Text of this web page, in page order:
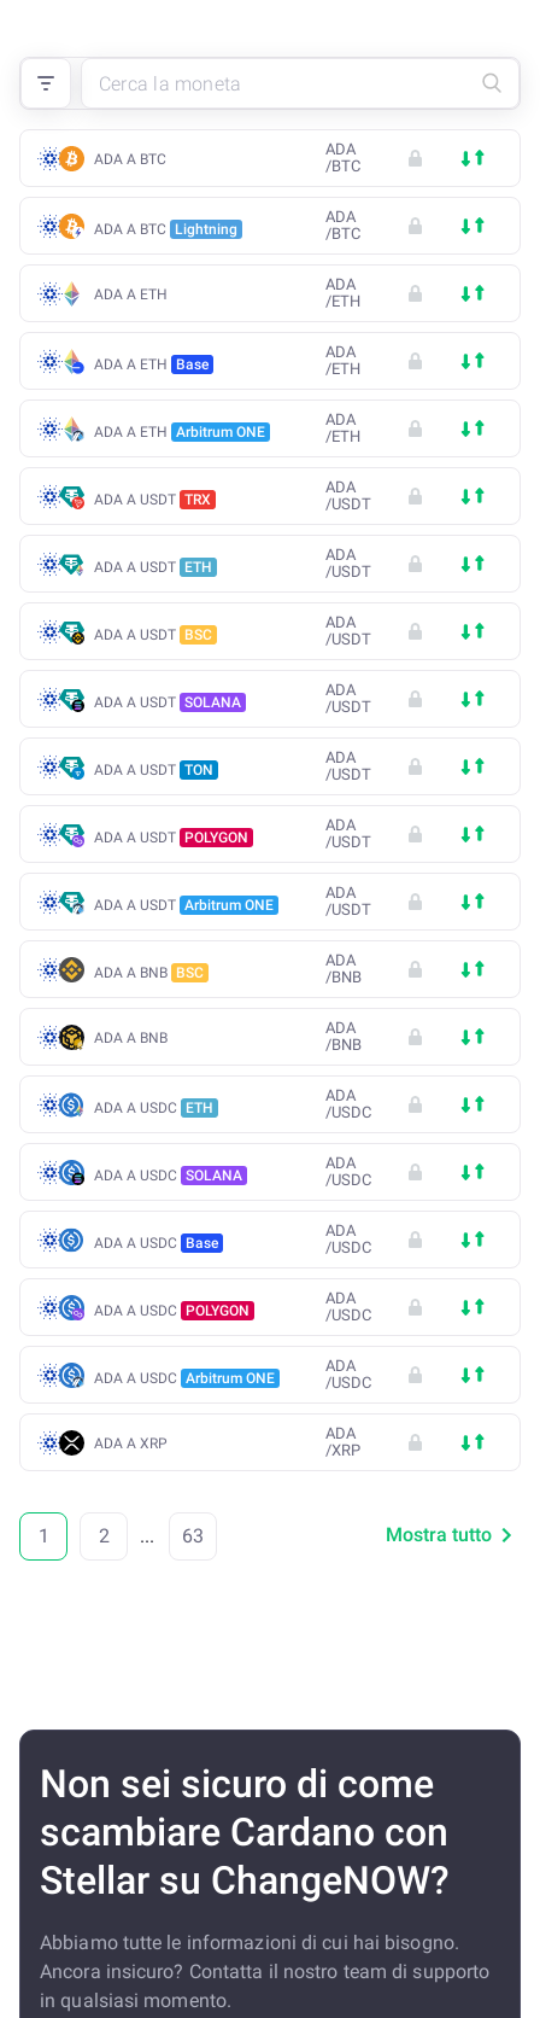
ADA A BTC
ADA
/BTC
ADA A BTC Lightning
ADA
/BTC
ADA A ETH
ADA
/ETH
ADA A ETH Base
ADA
/ETH
ADA A ETH Arbitrum ONE
ADA
/ETH
ADA A USDT TRX
ADA
/USDT
ADA A USDT ETH
ADA
/USDT
ADA A USDT BSC
ADA
/USDT
ADA A USDT SOLANA
ADA
/USDT
ADA A USDT TON
ADA
/USDT
ADA A USDT POLYGON
ADA
/USDT
ADA A USDT Arbitrum ONE
ADA
/USDT
ADA A BNB BSC
ADA
/BNB
ADA A BNB
ADA
/BNB
ADA A USDC ETH
ADA
/USDC
ADA A USDC SOLANA
ADA
/USDC
ADA A USDC Base
ADA
/USDC
ADA A USDC POLYGON
ADA
/USDC
ADA A USDC Arbitrum ONE
ADA
/USDC
ADA A XRP
ADA
/XRP
1 2 ... 63 Mostra tutto
Non sei sicuro di come
scambiare Cardano con
Stellar su ChangeNOW?
Abbiamo tutte le informazioni di cui hai bisogno.
Ancora insicuro? Contatta il nostro team di supporto
in qualsiasi momento.